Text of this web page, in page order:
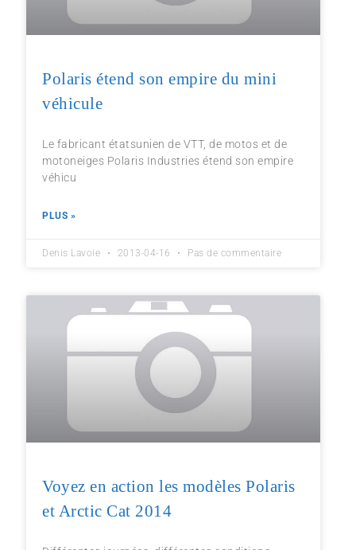
Polaris étend son empire du mini
véhicule
Le fabricant étatsunien de VTT, de motos et de
motoneiges Polaris Industries étend son empire
véhicu
PLUS »
Denis Lavoie 2013-04-16 Pas de commentaire
Voyez en action les modèles Polaris
et Arctic Cat 2014